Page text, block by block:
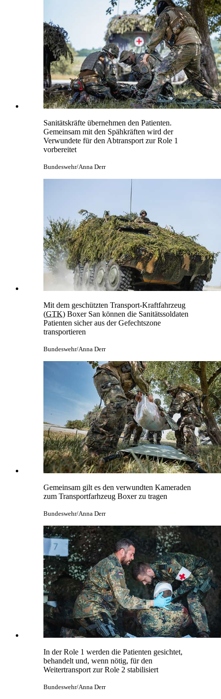
Sanitätskräfte übernehmen den Patienten.
Gemeinsam mit den Spähkräften wird der
Verwundete für den Abtransport zur Role 1
vorbereitet
Bundeswehr/Anna Derr
Mit dem geschützten Transport-Kraftfahrzeug
(GTK) Boxer San können die Sanitätssoldaten
Patienten sicher aus der Gefechtszone
transportieren
Bundeswehr/Anna Derr
Gemeinsam gilt es den verwundten Kameraden
zum Transportfarhzeug Boxer zu tragen
Bundeswehr/Anna Derr
In der Role 1 werden die Patienten gesichtet,
behandelt und, wenn nötig, für den
Weitertransport zur Role 2 stabilisiert
Bundeswehr/Anna Derr